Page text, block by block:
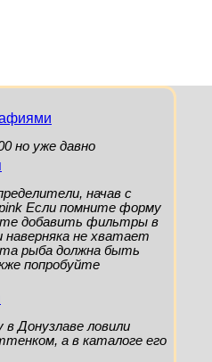
но уже давно
начав с
Если помните форму
добавить фильтры в
не хватает
рыба должна быть
попробуйте
в Донузлаве ловили
а в каталоге его